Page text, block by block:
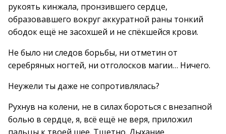
рукоять кинжала, пронзившего сердце,
образовавшего вокруг аккуратной раны тонкий
ободок ещё не засохшей и не спёкшейся крови.
Не было ни следов борьбы, ни отметин от
серебряных ногтей, ни отголосков магии… Ничего.
Неужели ты даже не сопротивлялась?
Рухнув на колени, не в силах бороться с внезапной
болью в сердце, я, всё ещё не веря, приложил